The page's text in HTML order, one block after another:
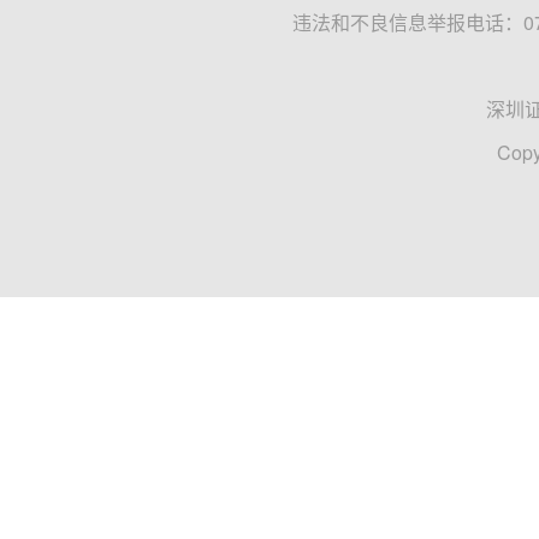
违法和不良信息举报电话：
深圳